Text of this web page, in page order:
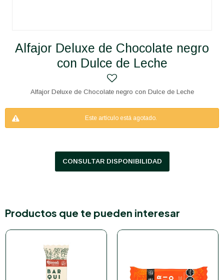
Alfajor Deluxe de Chocolate negro
con Dulce de Leche
Alfajor Deluxe de Chocolate negro con Dulce de Leche
Este artículo está agotado.
CONSULTAR DISPONIBILIDAD
Productos que te pueden interesar